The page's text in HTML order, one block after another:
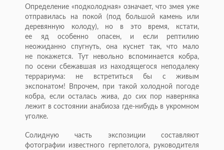
Определение «подколодная» означает, что змея уже
отправилась на покой (под большой камень или
деревянную колоду), но в это время, кстати,
ее яд особенно опасен, и если рептилию
неожиданно спугнуть, она куснет так, что мало
не покажется. Тут невольно вспоминается кобра,
по осени сбежавшая из находящегося неподалеку
террариума: не встретиться бы с живым
экспонатом! Впрочем, при такой холодной погоде
кобра, если осталась жива, до сих пор наверняка
лежит в состоянии анабиоза где-нибудьв укромном
уголке.
Солидную часть экспозиции составляют
фотографии известного герпетолога, руководителя